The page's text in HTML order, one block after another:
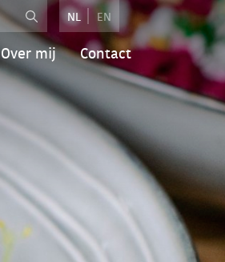
Over mij Contact
NL EN